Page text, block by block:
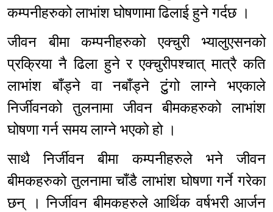
कम्पनीहरुको लाभांश घोषणामा ढिलाई हुने गर्दछ ।
जीवन बीमा कम्पनीहरुको एक्चुरी भ्यालुएसनको
प्रक्रिया नै ढिला हुने र एक्चुरीपश्चात् मात्रै कति
लाभांश बाँड्ने वा नबाँड्ने टुुंगो लाग्ने भएकाले
निर्जीवनको तुलनामा जीवन बीमकहरुको लाभांश
घोषणा गर्न समय लाग्ने भएको हो ।
साथै निर्जीवन बीमा कम्पनीहरुले भने जीवन
बीमकहरुको तुलनामा चाँडै लाभांश घोषणा गर्ने गरेका
छन् । निर्जीवन बीमकहरुले आर्थिक वर्षभरी आर्जन